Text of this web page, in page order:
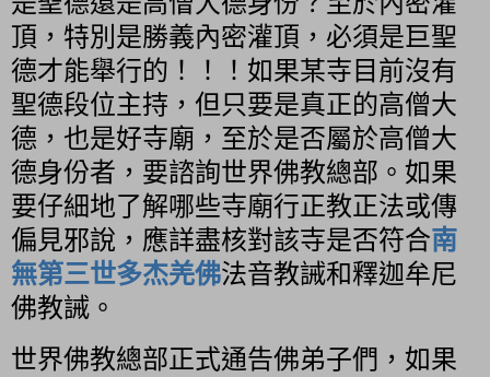
頂，特別是勝義內密灌頂，必須是巨聖
德才能舉行的！！！如果某寺目前沒有
聖德段位主持，但只要是真正的高僧大
德，也是好寺廟，至於是否屬於高僧大
德身份者，要諮詢世界佛教總部。如果
要仔細地了解哪些寺廟行正教正法或傳
偏見邪說，應詳盡核對該寺是否符合南
無第三世多杰羌佛法音教誡和釋迦牟尼
佛教誡。
世界佛教總部正式通告佛弟子們，如果